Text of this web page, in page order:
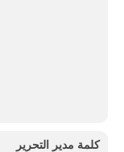
كلمة مدير التحرير